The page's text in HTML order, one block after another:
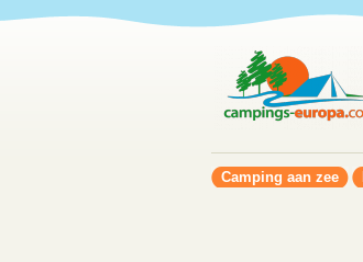
Camping aan zee